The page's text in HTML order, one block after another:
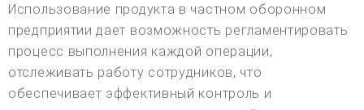
Использование продукта в частном оборонном
предприятии дает возможность регламентировать
процесс выполнения каждой операции,
отслеживать работу сотрудников, что
обеспечивает эффективный контроль и